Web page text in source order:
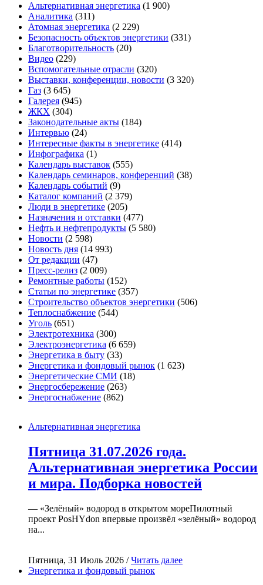
Альтернативная энергетика (1 900)
Аналитика (311)
Атомная энергетика (2 229)
Безопасность объектов энергетики (331)
Благотворительность (20)
Видео (229)
Вспомогательные отрасли (320)
Выставки, конференции, новости (3 320)
Газ (3 645)
Галерея (945)
ЖКХ (304)
Законодательные акты (184)
Интервью (24)
Интересные факты в энергетике (414)
Инфографика (1)
Календарь выставок (555)
Календарь семинаров, конференций (38)
Календарь событий (9)
Каталог компаний (2 379)
Люди в энергетике (205)
Назначения и отставки (477)
Нефть и нефтепродукты (5 580)
Новости (2 598)
Новость дня (14 993)
От редакции (47)
Пресс-релиз (2 009)
Ремонтные работы (152)
Статьи по энергетике (357)
Строительство объектов энергетики (506)
Теплоснабжение (544)
Уголь (651)
Электротехника (300)
Электроэнергетика (6 659)
Энергетика в быту (33)
Энергетика и фондовый рынок (1 623)
Энергетические СМИ (18)
Энергосбережение (263)
Энергоснабжение (862)
Альтернативная энергетика
Пятница 31.07.2026 года.
Альтернативная энергетика России
и мира. Подборка новостей
— «Зелёный» водород в открытом мореПилотный
проект PosHYdon впервые произвёл «зелёный» водород
на...
Пятница, 31 Июль 2026 /Читать далее
Энергетика и фондовый рынок